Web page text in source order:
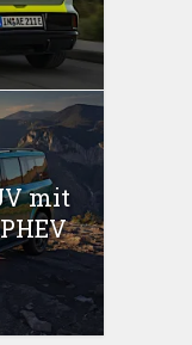
mit